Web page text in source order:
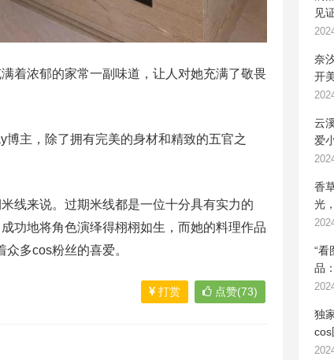
着浓郁的家常一副味道，让人对她充满了敬畏
主，除了拥有完美的身材和精致的五官之
线来说。过期米线都是一位十分具有实力的
功地将角色演绎得栩栩如生，而她的料理作品
多cos粉丝的喜爱。
打赏 点赞(73)
见
奈
开
云
爱
香
光
“看
品
独
cos